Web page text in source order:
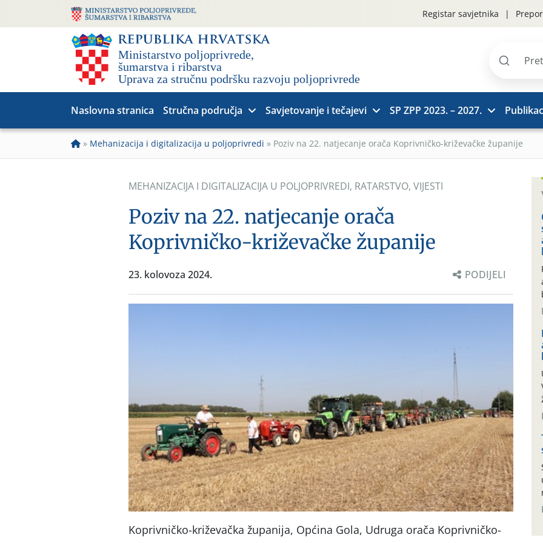
Registar savjetnika
Pretraži
Naslovna stranica Stručna područja Savjetovanje i tečajevi SP ZPP 2023. – 2027.
» Mehanizacija i digitalizacija u poljoprivredi » Poziv na 22. natjecanje orača Koprivničko-križevačke županije
MEHANIZACIJA I DIGITALIZACIJA U POLJOPRIVREDI, RATARSTVO, VIJESTI
Poziv na 22. natjecanje orača
Koprivničko-križevačke županije
23. kolovoza 2024. PODIJELI
Koprivničko-križevačka županija, Općina Gola, Udruga orača Koprivničko-